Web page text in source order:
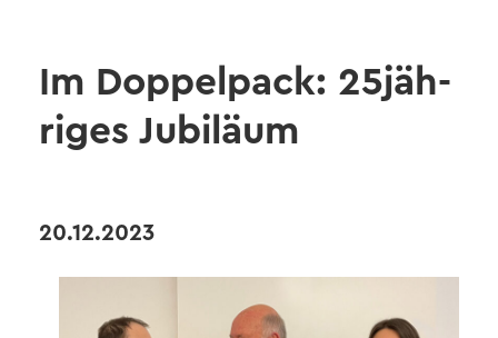
Im Dop­pel­pack: 25jäh­
ri­ges Ju­bi­lä­um
20.12.2023